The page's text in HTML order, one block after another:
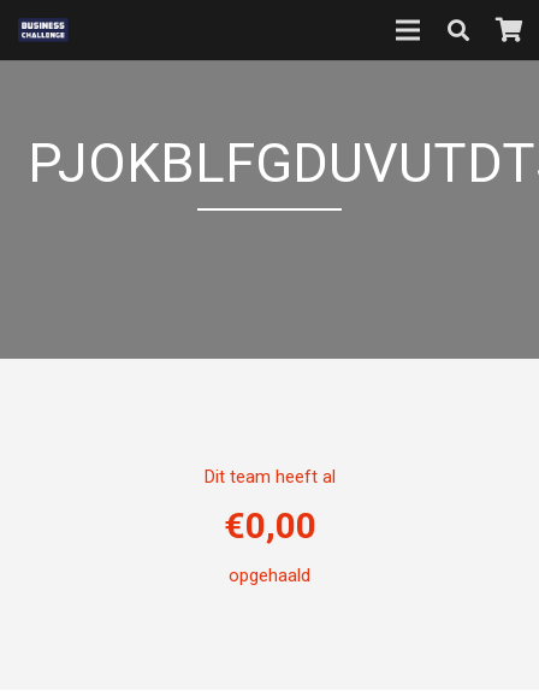
Dit team heeft al
€0,00
opgehaald